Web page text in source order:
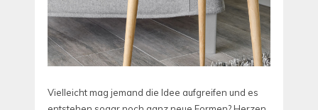
Vielleicht mag jemand die Idee aufgreifen und es